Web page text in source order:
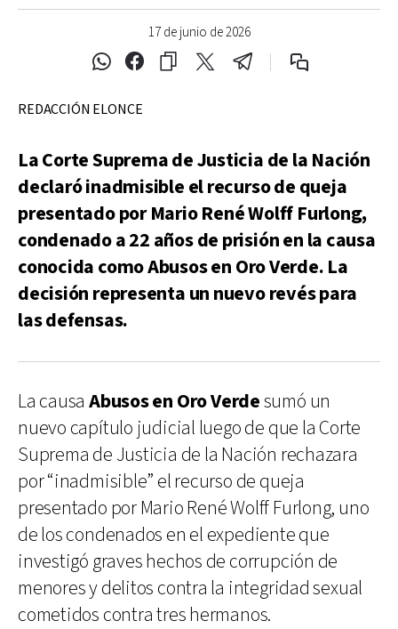
17 de junio de 2026
REDACCIÓN ELONCE
La Corte Suprema de Justicia de la Nación
declaró inadmisible el recurso de queja
presentado por Mario René Wolff Furlong,
condenado a 22 años de prisión en la causa
conocida como Abusos en Oro Verde. La
decisión representa un nuevo revés para
las defensas.
La causaAbusos en Oro Verdesumó un
nuevo capítulo judicial luego de que la Corte
Suprema de Justicia de la Nación rechazara
por “inadmisible” el recurso de queja
presentado por Mario René Wolff Furlong, uno
de los condenados en el expediente que
investigó graves hechos de corrupción de
menores y delitos contra la integridad sexual
cometidos contra tres hermanos.